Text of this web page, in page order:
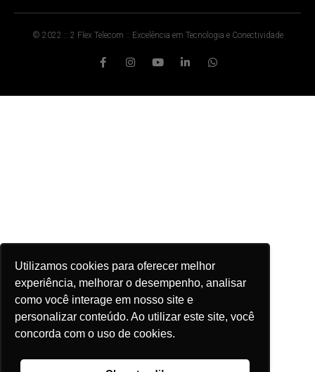
Utilizamos cookies para oferecer melhor
experiência, melhorar o desempenho, analisar
como você interage em nosso site e
personalizar conteúdo. Ao utilizar este site, você
concorda com o uso de cookies.
© 2022 :: 2 Flex Telecom :: Excelência em Tecnologia e Conectividade